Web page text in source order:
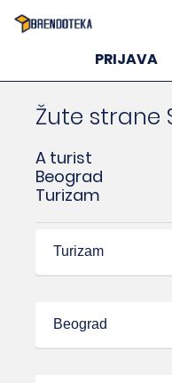
PRIJAVA
Žute strane
A turist
Beograd
Turizam
Turizam
Beograd